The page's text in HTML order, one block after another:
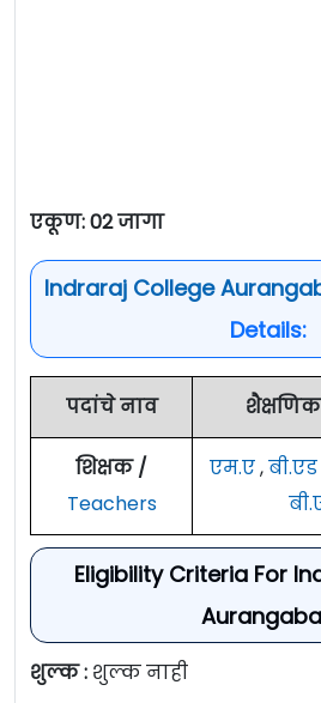
एकूण: 02 जागा
Indraraj College
Details:
पदांचे नाव शैक्षणिक
शिक्षक /
Teachers
एम.ए,बी.एड
Eligibility Criteria For
शुल्क : शुल्क नाही